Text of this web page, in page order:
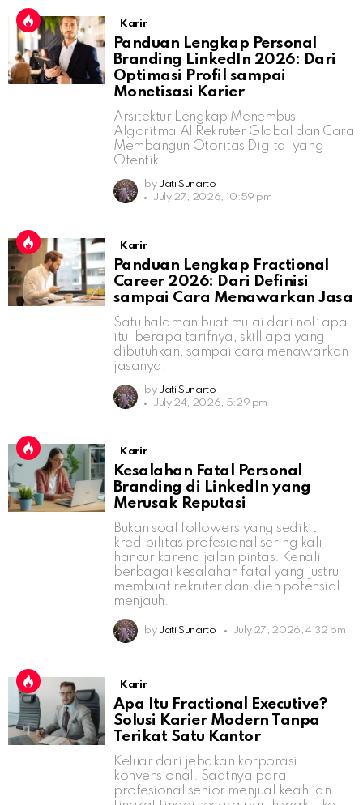
Karir
Panduan Lengkap Personal
Branding LinkedIn 2026: Dari
Optimasi Profil sampai
Monetisasi Karier
Arsitektur Lengkap Menembus
Algoritma AI Rekruter Global dan Cara
Membangun Otoritas Digital yang
Otentik
by Jati Sunarto
July 27, 2026, 10:59 pm
Karir
Panduan Lengkap Fractional
Career 2026: Dari Definisi
sampai Cara Menawarkan Jasa
Satu halaman buat mulai dari nol: apa
itu, berapa tarifnya, skill apa yang
dibutuhkan, sampai cara menawarkan
jasanya.
by Jati Sunarto
July 24, 2026, 5:29 pm
Karir
Kesalahan Fatal Personal
Branding di LinkedIn yang
Merusak Reputasi
Bukan soal followers yang sedikit,
kredibilitas profesional sering kali
hancur karena jalan pintas. Kenali
berbagai kesalahan fatal yang justru
membuat rekruter dan klien potensial
menjauh.
by Jati Sunarto July 27, 2026, 4:32 pm
Karir
Apa Itu Fractional Executive?
Solusi Karier Modern Tanpa
Terikat Satu Kantor
Keluar dari jebakan korporasi
konvensional. Saatnya para
profesional senior menjual keahlian